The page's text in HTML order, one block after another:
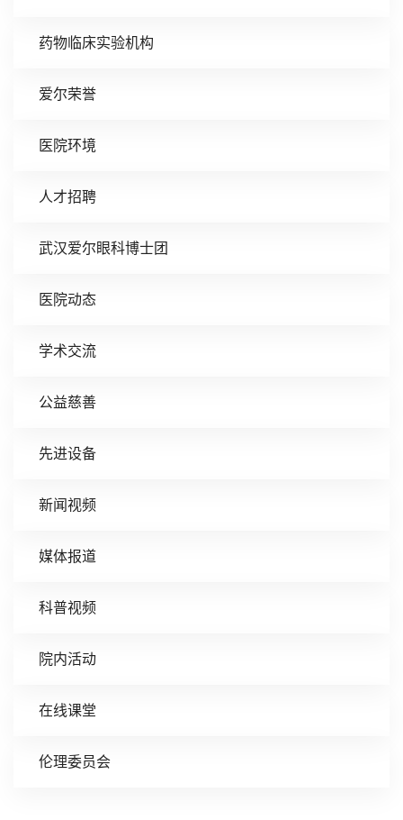
药物临床实验机构
爱尔荣誉
医院环境
人才招聘
武汉爱尔眼科博士团
医院动态
学术交流
公益慈善
先进设备
新闻视频
媒体报道
科普视频
院内活动
在线课堂
伦理委员会